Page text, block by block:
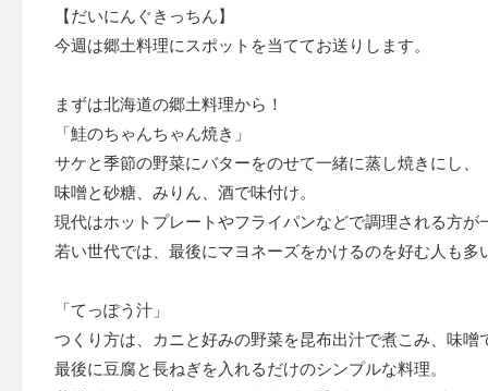
【だいにんぐきっちん】
今週は郷土料理にスポットを当ててお送りします。
まずは北海道の郷土料理から！
「鮭のちゃんちゃん焼き」
サケと季節の野菜にバターをのせて一緒に蒸し焼きにし、
味噌と砂糖、みりん、酒で味付け。
現代はホットプレートやフライパンなどで調理される方が
若い世代では、最後にマヨネーズをかけるのを好む人も多
「てっぽう汁」
つくり方は、カニと好みの野菜を昆布出汁で煮こみ、味噌
最後に豆腐と長ねぎを入れるだけのシンプルな料理。